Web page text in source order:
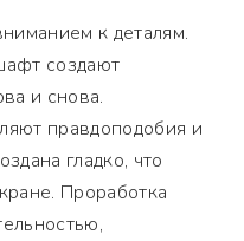
к деталям.
создают
и снова.
правдоподобия и
гладко, что
Проработка